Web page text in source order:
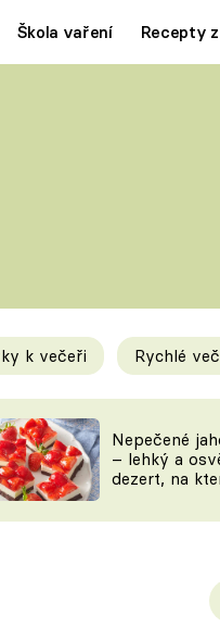
Škola vaření Recepty
Tipy a triky
KAM ZA JÍDLEM
VYCHYTÁVKY
k večeři Rychlé
Nepečené
– lehký a
dezert, na